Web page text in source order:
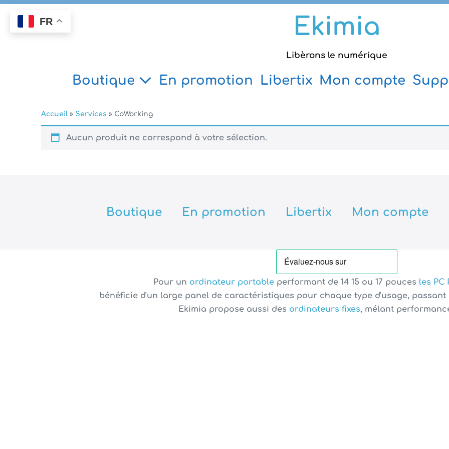
Aller
contenu
Ekimia
Libèrons le numérique
Boutique En promotion Libertix Mon compte
Accueil » Services » CoWorking
Aucun produit ne correspond à votre sélection.
Boutique En promotion Libertix Mon compte
FR
Pour un ordinateur portable performant de 14 15 ou 17 pouces les PC
bénéficie d'un large panel de caractéristiques pour chaque type d'usage,
Ekimia propose aussi des ordinateurs fixes, mélant